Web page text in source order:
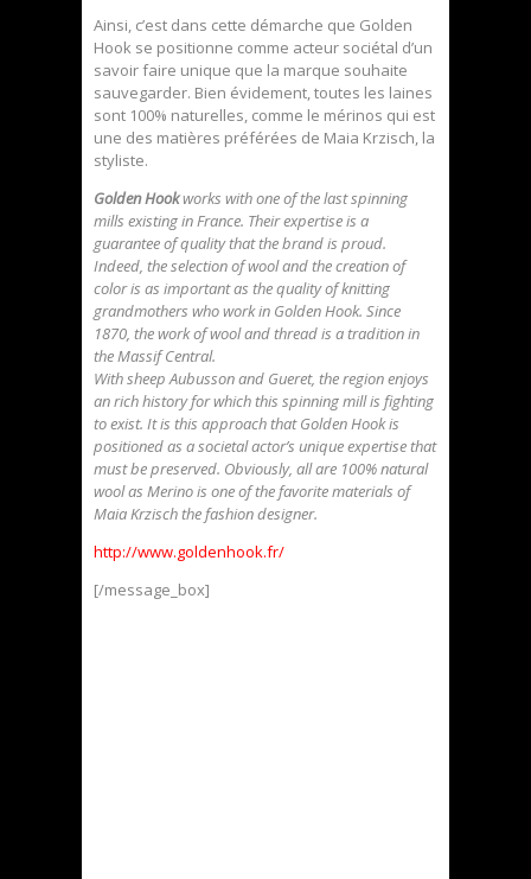
Ainsi, c’est dans cette démarche que Golden
Hook se positionne comme acteur sociétal d’un
savoir faire unique que la marque souhaite
sauvegarder. Bien évidement, toutes les laines
sont 100% naturelles, comme le mérinos qui est
une des matières préférées de Maia Krzisch, la
styliste.
Golden Hookworks with one of the last spinning
mills existing in France. Their expertise is a
guarantee of quality that the brand is proud.
Indeed, the selection of wool and the creation of
color is as important as the quality of knitting
grandmothers who work in Golden Hook. Since
1870, the work of wool and thread is a tradition in
the Massif Central.
With sheep Aubusson and Gueret, the region enjoys
an rich history for which this spinning mill is fighting
to exist. It is this approach that Golden Hook is
positioned as a societal actor’s unique expertise that
must be preserved. Obviously, all are 100% natural
wool as Merino is one of the favorite materials of
Maia Krzisch the fashion designer.
http://www.goldenhook.fr/
[/message_box]